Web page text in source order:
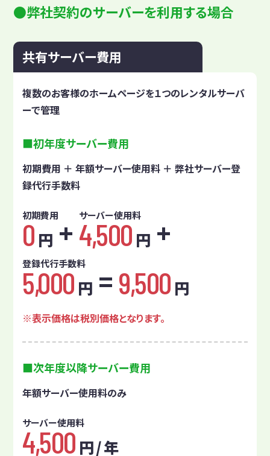
弊社契約のサーバーを利用する場合
共有サーバー費用
複数のお客様のホームページを１つのレンタルサーバ
ーで管理
初年度サーバー費用
初期費用 ＋ 年額サーバー使用料 ＋ 弊社サーバー登
録代行手数料
初期費用
0 円
サーバー使用料
4,500 円
登録代行手数料
5,000 円 9,500 円
表示価格は税別価格となります。
次年度以降サーバー費用
年額サーバー使用料のみ
サーバー使用料
4,500 円 / 年